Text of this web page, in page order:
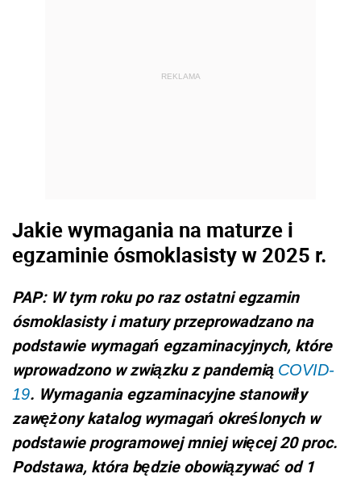
REKLAMA
Jakie wymagania na maturze i
egzaminie ósmoklasisty w 2025 r.
PAP: W tym roku po raz ostatni egzamin
ósmoklasisty i matury przeprowadzano na
podstawie wymagań egzaminacyjnych, które
wprowadzono w związku z pandemią COVID-
19. Wymagania egzaminacyjne stanowiły
zawężony katalog wymagań określonych w
podstawie programowej mniej więcej 20 proc.
Podstawa, która będzie obowiązywać od 1